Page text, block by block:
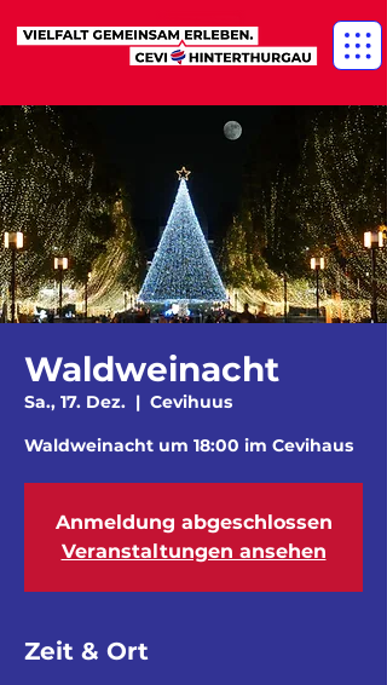
Waldweinacht
Sa., 17. Dez.
  |
Cevihuus
Waldweinacht um 18:00 im Cevihaus
Anmeldung abgeschlossen
Veranstaltungen ansehen
Zeit & Ort